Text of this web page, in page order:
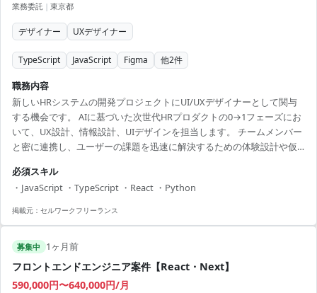
業務委託 | 東京都
デザイナー UXデザイナー
TypeScript JavaScript Figma 他2件
職務内容
新しいHRシステムの開発プロジェクトにUI/UXデザイナーとして関与
する機会です。 AIに基づいた次世代HRプロダクトの0→1フェーズにお
いて、UX設計、情報設計、UIデザインを担当します。 チームメンバー
と密に連携し、ユーザーの課題を迅速に解決するための体験設計や仮
成からユーザー体験を改善するための施策を立案・実行します。 この
ポジションは、新しい技術を駆使しながら、現場で価値を提供する力
を求めます。 UI/UXデザインの経験を活かしつつ、新しい技術に挑戦
必須スキル
・JavaScript ・TypeScript ・React ・Python
掲載元： セルワークフリーランス
募集中 1ヶ月前
フロントエンドエンジニア案件【React・Next】
590,000円〜640,000円/月